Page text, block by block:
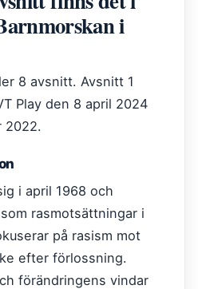
i
8 avsnitt. Avsnitt 1
Play den 8 april 2024
2022.
i april 1968 och
rasmotsättningar i
på rasism mot
efter förlossning.
förändringens vindar